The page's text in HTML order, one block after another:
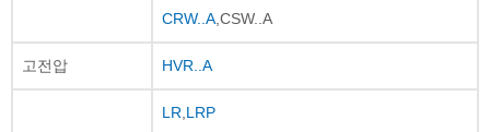
CRW..A ,CSW..A
고전압 HVR..A
LR LRP